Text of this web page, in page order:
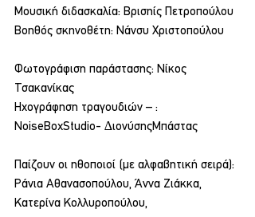
Μουσική διδασκαλία: Βρισηίς Πετροπούλου
Βοηθός σκηνοθέτη: Νάνσυ Χριστοπούλου
Φωτογράφιση παράστασης: Νίκος
Τσακανίκας
Ηχογράφηση τραγουδιών – :
NoiseBoxStudio- ∆ιονύσηςΜπάστας
Παίζουν οι ηθοποιοί (με αλφαβητική σειρά):
Ράνια Αθανασοπούλου, Άννα Ζιάκκα,
Κατερίνα Κολλυροπούλου,